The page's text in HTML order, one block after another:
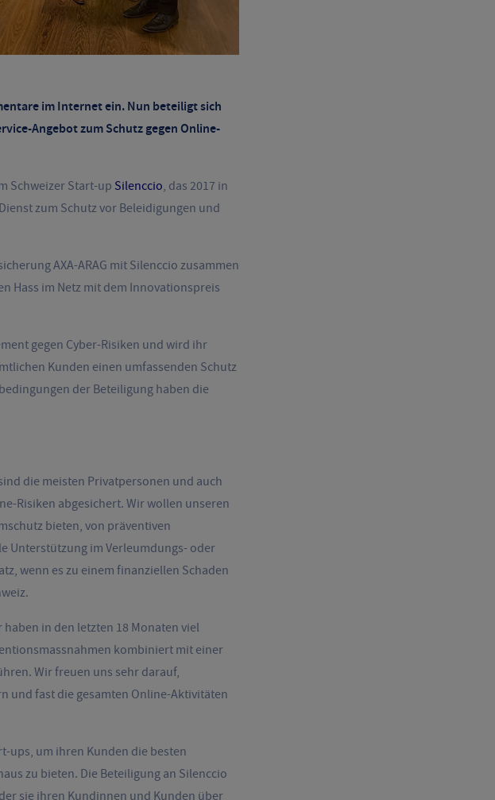
im Internet ein. Nun beteiligt sich
Angebot zum Schutz gegen Online-
Schweizer Start-up Silenccio, das 2017 in
zum Schutz vor Beleidigungen und
AXA-ARAG mit Silenccio zusammen
Hass im Netz mit dem Innovationspreis
gegen Cyber-Risiken und wird ihr
Kunden einen umfassenden Schutz
der Beteiligung haben die
die meisten Privatpersonen und auch
Risiken abgesichert. Wir wollen unseren
bieten, von präventiven
Unterstützung im Verleumdungs- oder
wenn es zu einem finanziellen Schaden
in den letzten 18 Monaten viel
kombiniert mit einer
Wir freuen uns sehr darauf,
und fast die gesamten Online-Aktivitäten
ups, um ihren Kunden die besten
zu bieten. Die Beteiligung an Silenccio
sie ihren Kundinnen und Kunden über